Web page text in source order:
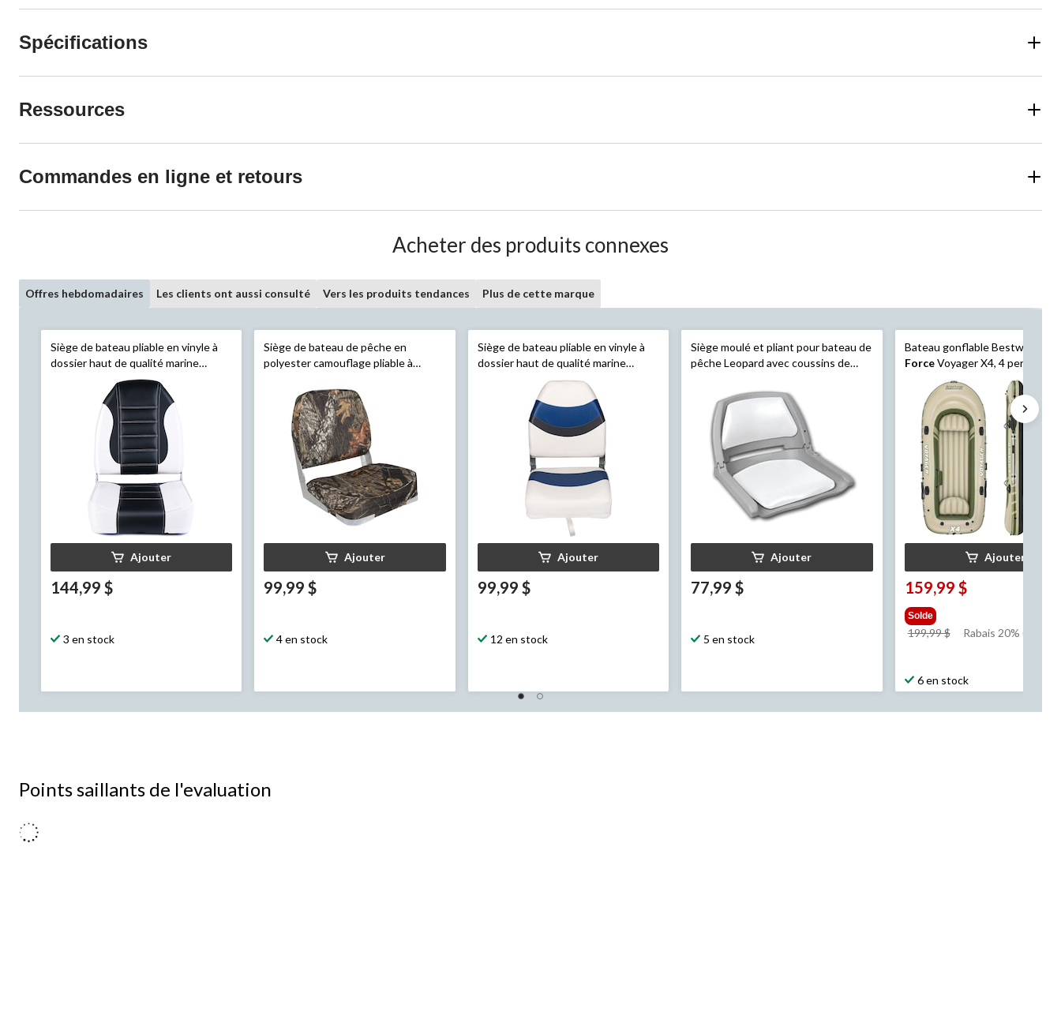
Spécifications
Ressources
Commandes en ligne et retours
Acheter des produits connexes
Offres hebdomadaires Les clients ont aussi consulté Vers les produits tendances Plus de cette marque
Siège de bateau pliable en vinyle à
dossier haut de qualité marine
, 23 1/2 po H x 16 3/4 po la x
15 1/2 po P
Ajouter
144,99 $
3 en stock
Siège de bateau de pêche en
polyester camouflage pliable à
po la x 14 po P
Ajouter
99,99 $
4 en stock
Siège de bateau pliable en vinyle à
dossier haut de qualité marine
, 22 po H x 17 po la x 15 po P
Ajouter
99,99 $
12 en stock
Siège moulé et pliant pour bateau de
pêche Leopard avec coussins de
19 po P
Ajouter
77,99 $
5 en stock
Bateau gonflable Bestway
ForceVoyager X4, 4
Ajouter
159,99 $
Solde
199,99 $
prixRabais 20% (40.00
6 en stock
Points saillants de l'evaluation